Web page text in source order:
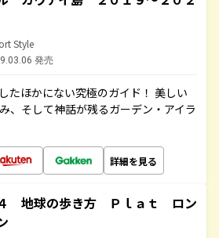
Style
発売
たほかにない究極のガイド！ 美しい
、そして神話が残るガーデン・アイラ
詳細を見る
地球の歩き方 Ｐｌａｔ ロン